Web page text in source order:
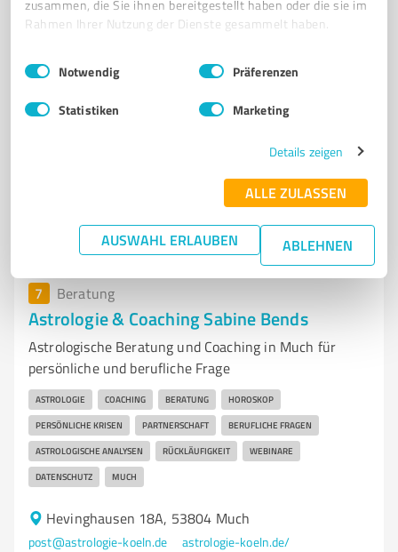
zusammen, die Sie ihnen bereitgestellt haben oder die sie im
Rahmen Ihrer Nutzung der Dienste gesammelt haben.
Impressum Datenschutzbestimmungen
Einwilligungsauswahl
Notwendig Präferenzen
Statistiken Marketing
Details zeigen
ALLE ZULASSEN
AUSWAHL ERLAUBEN ABLEHNEN
KUNDENBINDUNG VERKAUFSSTRATEGIEN VORTRÄGE TRAININGS
HAPTIK UMSATZSTEIGERUNG MEDIENPRODUKTE
Wellerscheid 49, 53804 Much
info@haptische-verkaufshilfen.de
7 Beratung
Astrologie & Coaching Sabine Bends
Astrologische Beratung und Coaching in Much für
persönliche und berufliche Frage
ASTROLOGIE COACHING BERATUNG HOROSKOP
PERSÖNLICHE KRISEN PARTNERSCHAFT BERUFLICHE FRAGEN
ASTROLOGISCHE ANALYSEN RÜCKLÄUFIGKEIT WEBINARE
DATENSCHUTZ MUCH
Hevinghausen 18A, 53804 Much
post@astrologie-koeln.de astrologie-koeln.de/